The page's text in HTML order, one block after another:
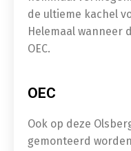
de ultieme kachel
Helemaal wanneer
OEC.
OEC
Ook op deze
gemonteerd